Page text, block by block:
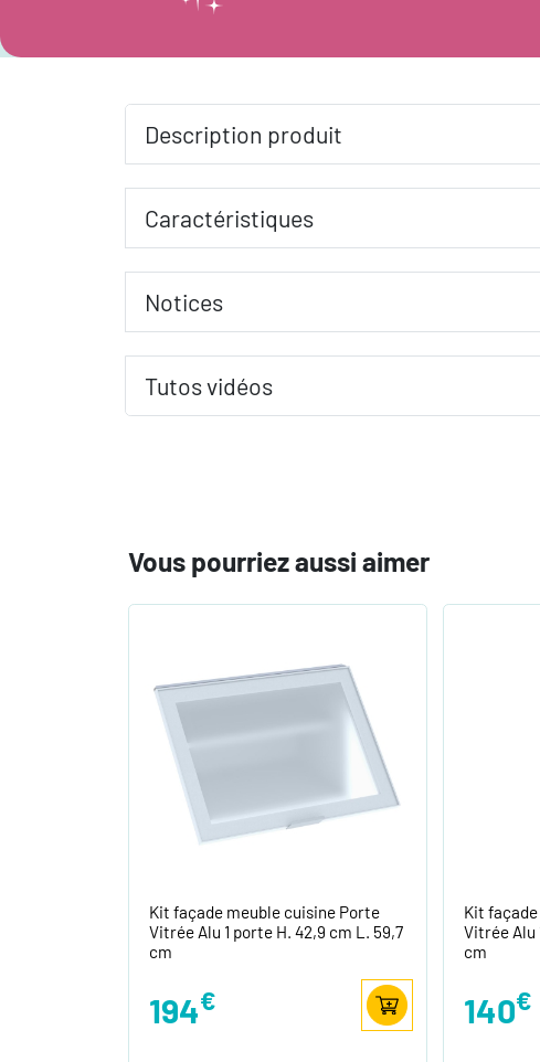
Description produit
Caractéristiques
Notices
Tutos vidéos
Vous pourriez aussi aimer
Kit façade meuble cuisine Porte
Vitrée Alu 1 porte H. 42,9 cm L. 59,7
cm
194€
Kit
Vitrée Alu
cm
140€